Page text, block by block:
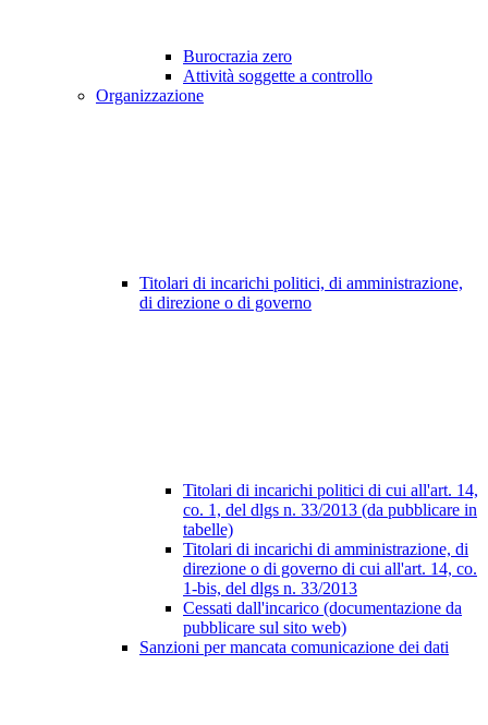
Burocrazia zero
Attività soggette a controllo
Organizzazione
Titolari di incarichi politici, di amministrazione,
di direzione o di governo
Titolari di incarichi politici di cui all'art. 14,
co. 1, del dlgs n. 33/2013 (da pubblicare in
tabelle)
Titolari di incarichi di amministrazione, di
direzione o di governo di cui all'art. 14, co.
1-bis, del dlgs n. 33/2013
Cessati dall'incarico (documentazione da
pubblicare sul sito web)
Sanzioni per mancata comunicazione dei dati